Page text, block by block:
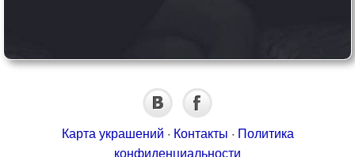
Карта украшений · Контакты · Политика
конфиденциальности